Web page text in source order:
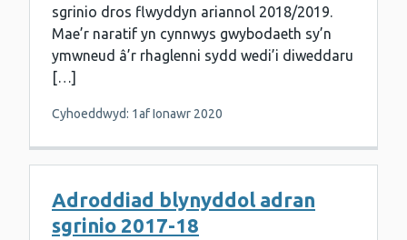
sgrinio dros flwyddyn ariannol 2018/2019.
Mae’r naratif yn cynnwys gwybodaeth sy’n
ymwneud â’r rhaglenni sydd wedi’i diweddaru
[…]
Cyhoeddwyd: 1af Ionawr 2020
Adroddiad blynyddol adran
sgrinio 2017-18